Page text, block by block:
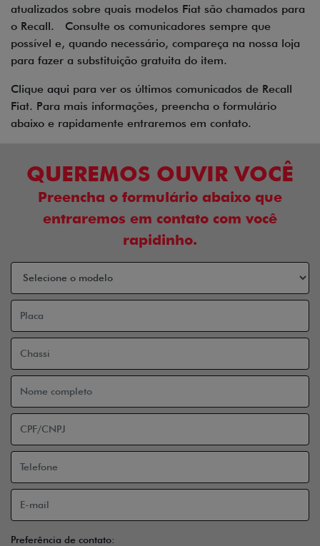
atualizados sobre quais modelos Fiat são chamados para
o Recall. Consulte os comunicadores sempre que
possível e, quando necessário, compareça na nossa loja
para fazer a substituição gratuita do item.
Clique aqui para ver os últimos comunicados de Recall
Fiat. Para mais informações, preencha o formulário
abaixo e rapidamente entraremos em contato.
QUEREMOS OUVIR VOCÊ
Preencha o formulário abaixo que
entraremos em contato com você
rapidinho.
Preferência de contato: